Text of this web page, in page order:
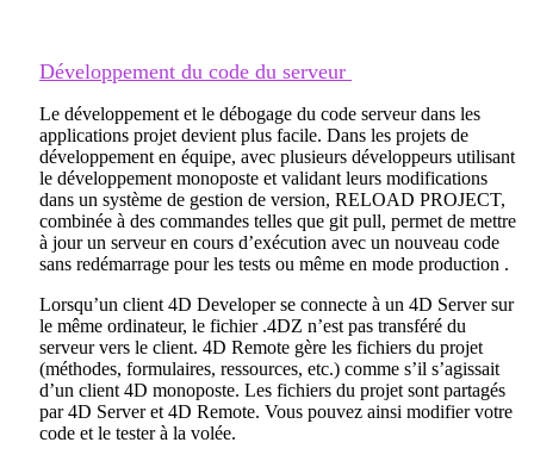
Développement du code du serveur
Le développement et le débogage du code serveur dans les
applications projet devient plus facile. Dans les projets de
développement en équipe, avec plusieurs développeurs utilisant
le développement monoposte et validant leurs modifications
dans un système de gestion de version, RELOAD PROJECT,
combinée à des commandes telles que git pull, permet de mettre
à jour un serveur en cours d’exécution avec un nouveau code
sans redémarrage pour les tests ou même en mode production .
Lorsqu’un client 4D Developer se connecte à un 4D Server sur
le même ordinateur, le fichier .4DZ n’est pas transféré du
serveur vers le client. 4D Remote gère les fichiers du projet
(méthodes, formulaires, ressources, etc.) comme s’il s’agissait
d’un client 4D monoposte. Les fichiers du projet sont partagés
par 4D Server et 4D Remote. Vous pouvez ainsi modifier votre
code et le tester à la volée.